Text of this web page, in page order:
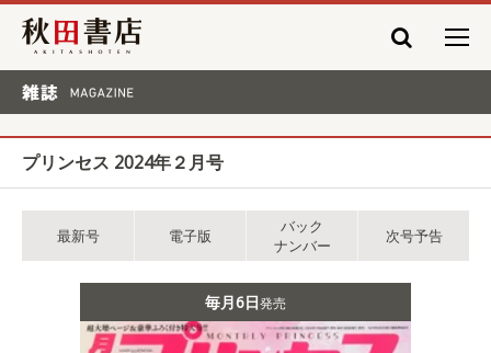
秋田書店
プリンセス 2024年２月号
最新号 電子版
バック
ナンバー
次号予告
毎月6日発売